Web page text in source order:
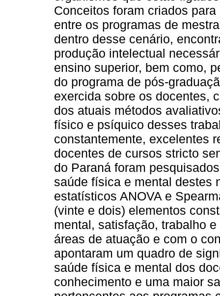
Conceitos foram criados
entre os programas de
dentro desse cenário,
produção intelectual
ensino superior, bem como,
do programa de pós-
exercida sobre os docentes,
dos atuais métodos
físico e psíquico desses
constantemente, excelentes
docentes de cursos stricto
do Paraná foram
saúde física e mental destes
estatísticos ANOVA e
(vinte e dois) elementos
mental, satisfação, trabalho
áreas de atuação e com o
apontaram um quadro de
saúde física e mental dos
conhecimento e uma maior